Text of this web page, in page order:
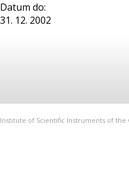
Datum do:
31. 12. 2002
Institute of Scientific Instruments of the